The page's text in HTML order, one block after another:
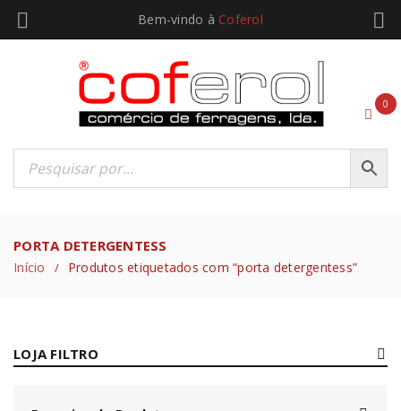
Bem-vindo à Coferol
0
PORTA DETERGENTESS
Início / Produtos etiquetados com “porta detergentess”
LOJA FILTRO